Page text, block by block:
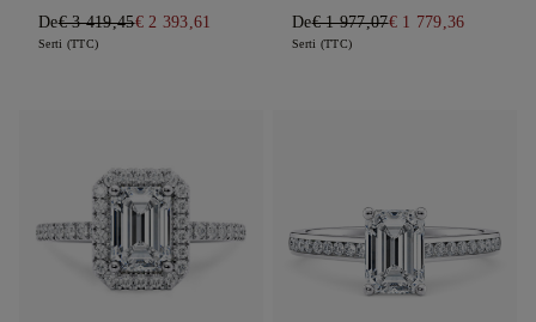
De€ 3 419,45€ 2 393,61
Serti (TTC)
De€ 1 977,07€ 1 779,36
Serti (TTC)